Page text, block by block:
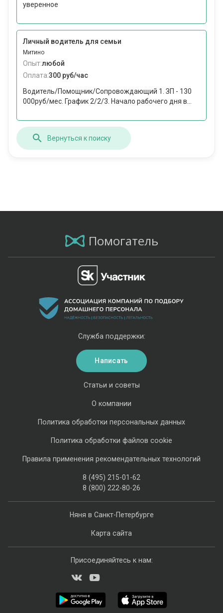
уверенное
Личный водитель для семьи
Митино
Опыт:любой
Оплата:300 руб/час
Водитель/Помощник/Сопровождающий 1. ЗП - 130
000руб/мес. График 2/2/3. Начало рабочего дня в...
Вернуться к поиску
Помогатель
Няня в Санкт-Петербурге
Карта сайта
Статьи и советы
О компании
Политика обработки персональных данных
Политика обработки файлов cookie
Правила применения рекомендательных технологий
8 (495) 215-01-62
8 (800) 222-80-26
Служба поддержки:
Написать
Присоединяйтесь к нам: